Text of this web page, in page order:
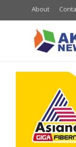
About